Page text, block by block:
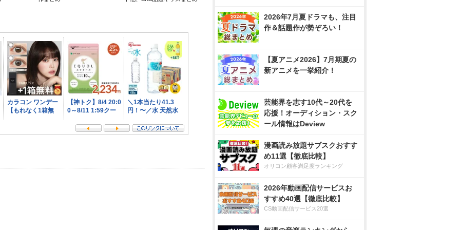
2026年7月夏ドラマも、注目
作＆話題作が勢ぞろい！
【夏アニメ2026】7月期夏の
新アニメを一挙紹介！
芸能界を志す10代～20代を
応援！オーディション・スク
ール情報はDeview
漫画読み放題サブスクおすす
め11選【徹底比較】
オリコン顧客満足度ランキング
2026年動画配信サービスお
すすめ40選【徹底比較】
CS動画配信サービス20選